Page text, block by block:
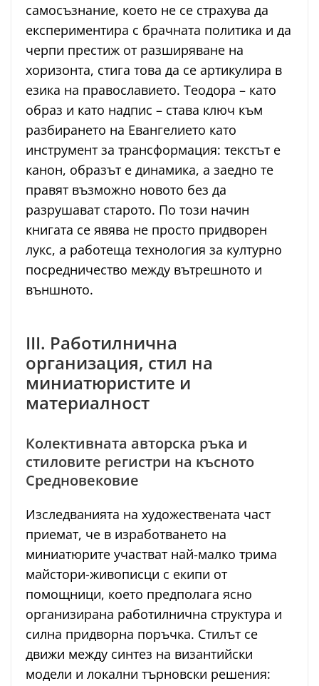
самосъзнание, което не се страхува да
експериментира с брачната политика и да
черпи престиж от разширяване на
хоризонта, стига това да се артикулира в
езика на православието. Теодора – като
образ и като надпис – става ключ към
разбирането на Евангелието като
инструмент за трансформация: текстът е
канон, образът е динамика, а заедно те
правят възможно новото без да
разрушават старото. По този начин
книгата се явява не просто придворен
лукс, а работеща технология за културно
посредничество между вътрешното и
външното.
III. Работилнична
организация, стил на
миниатюристите и
материалност
Колективната авторска ръка и
стиловите регистри на късното
Средновековие
Изследванията на художествената част
приемат, че в изработването на
миниатюрите участват най-малко трима
майстори-живописци с екипи от
помощници, което предполага ясно
организирана работилнична структура и
силна придворна поръчка. Стилът се
движи между синтез на византийски
модели и локални търновски решения: